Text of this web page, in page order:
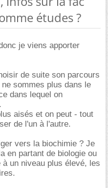
études ?
je viens apporter
de suite son parcours
sommes plus dans le
dans lequel on
aisés et on peut - tout
de l'un à l'autre.
vers la biochimie ? Je
en partant de biologie ou
un niveau plus élevé, les